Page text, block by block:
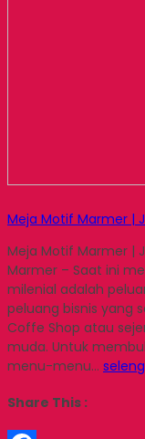
Meja Motif Marmer |
Meja Motif Marmer |
Marmer – Saat ini
milenial adalah
peluang bisnis yang
Coffe Shop atau
muda. Untuk
menu-menu…
Share This :